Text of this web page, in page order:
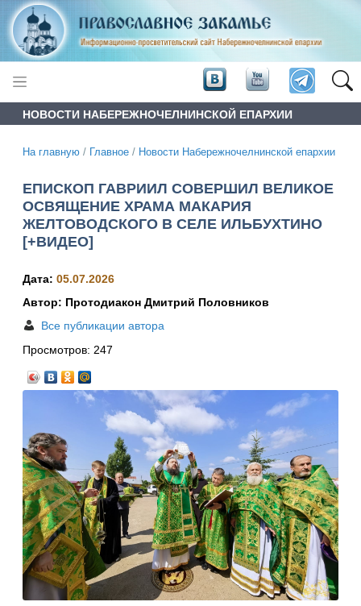
НОВОСТИ НАБЕРЕЖНОЧЕЛНИНСКОЙ ЕПАРХИИ
На главную / Главное / Новости Набережночелнинской епархии
ЕПИСКОП ГАВРИИЛ СОВЕРШИЛ ВЕЛИКОЕ
ОСВЯЩЕНИЕ ХРАМА МАКАРИЯ
ЖЕЛТОВОДСКОГО В СЕЛЕ ИЛЬБУХТИНО
[+ВИДЕО]
Дата: 05.07.2026
Автор: Протодиакон Дмитрий Половников
Все публикации автора
Просмотров: 247